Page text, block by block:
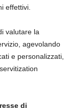
effettivi.
valutare la
agevolando
e personalizzati,
di